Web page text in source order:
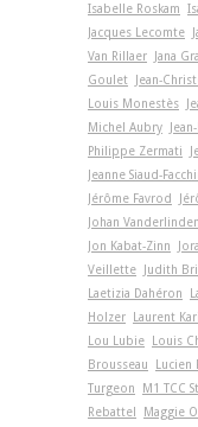
Isabelle Roskam
Jacques Lecomte
Van Rillaer Jana
Goulet Jean-
Louis Monestès
Michel Aubry
Philippe Zermati
Jeanne Siaud-
Jérôme Favrod
Johan Vanderlinden
Jon Kabat-Zinn
Veillette Judith
Laetizia Dahéron
Holzer Laurent
Lou Lubie Louis
Brousseau
Lucien
Turgeon
M1 TCC
Rebattel
Maggie